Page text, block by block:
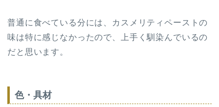
普通に食べている分には、カスメリティペーストの
味は特に感じなかったので、上手く馴染んでいるの
だと思います。
色・具材